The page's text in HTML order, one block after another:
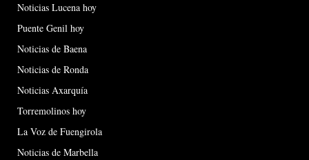
Noticias Lucena hoy
Puente Genil hoy
Noticias de Baena
Noticias de Ronda
Noticias Axarquía
Torremolinos hoy
La Voz de Fuengirola
Noticias de Marbella